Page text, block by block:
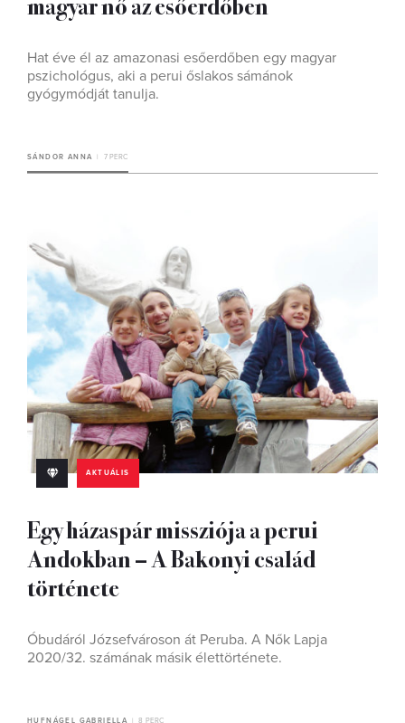
Hat éve él az amazonasi esőerdőben egy magyar
pszichológus, aki a perui őslakos sámánok
gyógymódját tanulja.
SÁNDOR ANNA 7 PERC
AKTUÁLIS
Egy házaspár missziója a perui
Andokban – A Bakonyi család
története
Óbudáról Józsefvároson át Peruba. A Nők Lapja
2020/32. számának másik élettörténete.
HUFNÁGEL GABRIELLA 8 PERC